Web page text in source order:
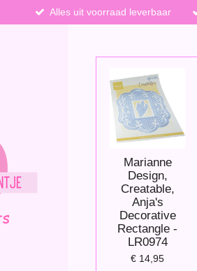
Alles uit voorraad leverbaar
Marianne
Design,
Creatable,
Anja's
Decorative
Rectangle -
LR0974
€ 14,95